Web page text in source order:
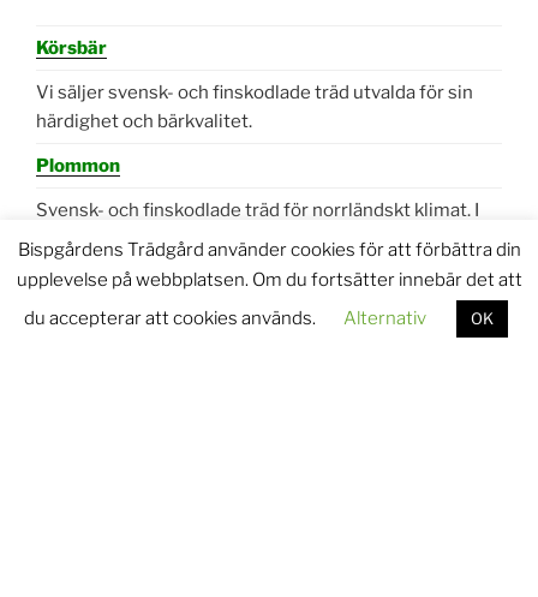
Körsbär
Vi säljer svensk- och finskodlade träd utvalda för sin
härdighet och bärkvalitet.
Plommon
Svensk- och finskodlade träd för norrländskt klimat. I
norrland bör plommon planteras i soliga vindskyddade
lägen. Spaljera gärna mot en varm vägg. På så sätt kan
Bispgårdens Trädgård använder cookies för att förbättra din
upplevelse på webbplatsen. Om du fortsätter innebär det att
du accepterar att cookies används.
Alternativ OK